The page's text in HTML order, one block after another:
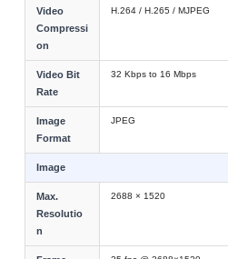
Video
Compressi
on
H.264 / H.265 / MJPEG
Video Bit
Rate
32 Kbps to 16 Mbps
Image
Format
JPEG
Image
Max.
Resolutio
n
2688 × 1520